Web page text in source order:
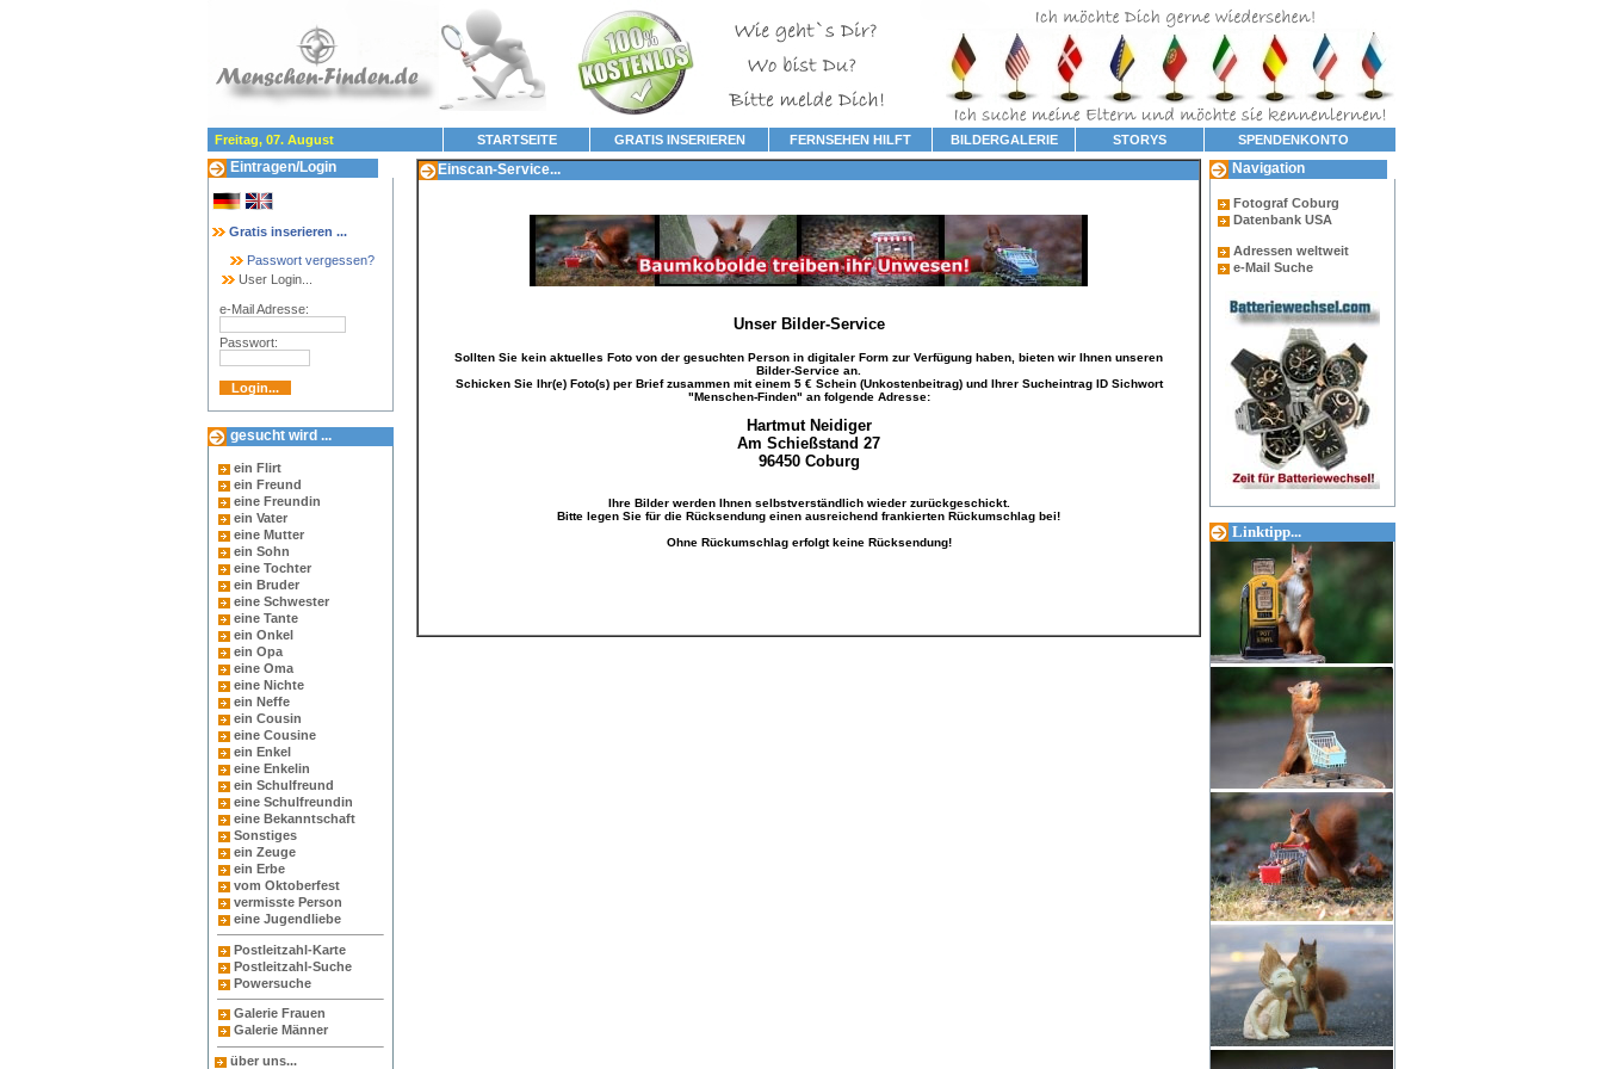
Freitag, 07. August STARTSEITE GRATIS INSERIEREN FERNSEHEN HILFT BILDERGALERIE STORYS SPENDENKONTO
Eintragen/Login
Gratis inserieren ...
Passwort vergessen?
User Login...
e-Mail Adresse:
Passwort:
gesucht wird ...
ein Flirt
ein Freund
eine Freundin
ein Vater
eine Mutter
ein Sohn
eine Tochter
ein Bruder
eine Schwester
eine Tante
ein Onkel
ein Opa
eine Oma
eine Nichte
ein Neffe
ein Cousin
eine Cousine
ein Enkel
eine Enkelin
ein Schulfreund
eine Schulfreundin
eine Bekanntschaft
Sonstiges
ein Zeuge
ein Erbe
vom Oktoberfest
vermisste Person
eine Jugendliebe
Postleitzahl-Karte
Postleitzahl-Suche
Powersuche
Galerie Frauen
Galerie Männer
über uns...
Einscan-Service...
Unser Bilder-Service
Sollten Sie kein aktuelles Foto von der gesuchten Person in digitaler Form zur Verfügung haben, bieten wir Ihnen unseren
Bilder-Service an.
Schicken Sie Ihr(e) Foto(s) per Brief zusammen mit einem 5 € Schein (Unkostenbeitrag) und Ihrer Sucheintrag ID Sichwort
"Menschen-Finden" an folgende Adresse:
Hartmut Neidiger
Am Schießstand 27
96450 Coburg
Ihre Bilder werden Ihnen selbstverständlich wieder zurückgeschickt.
Bitte legen Sie für die Rücksendung einen ausreichend frankierten Rückumschlag bei!
Ohne Rückumschlag erfolgt keine Rücksendung!
Navigation
Fotograf Coburg
Datenbank USA
Adressen weltweit
e-Mail Suche
Linktipp...